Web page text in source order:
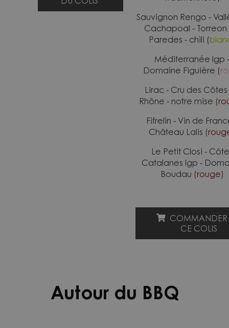
Sauvignon Rengo -
Cachapoal -
Paredes - chili (
Méditerranée Igp -
Domaine Figuière (
Lirac - Cru des
Rhône - notre mise (
Fifrelin - Vin de
Château Lalis (
Le Petit Closi -
Catalanes Igp -
Boudau (rouge)
COMMANDER
CE COLIS
Autour du BBQ